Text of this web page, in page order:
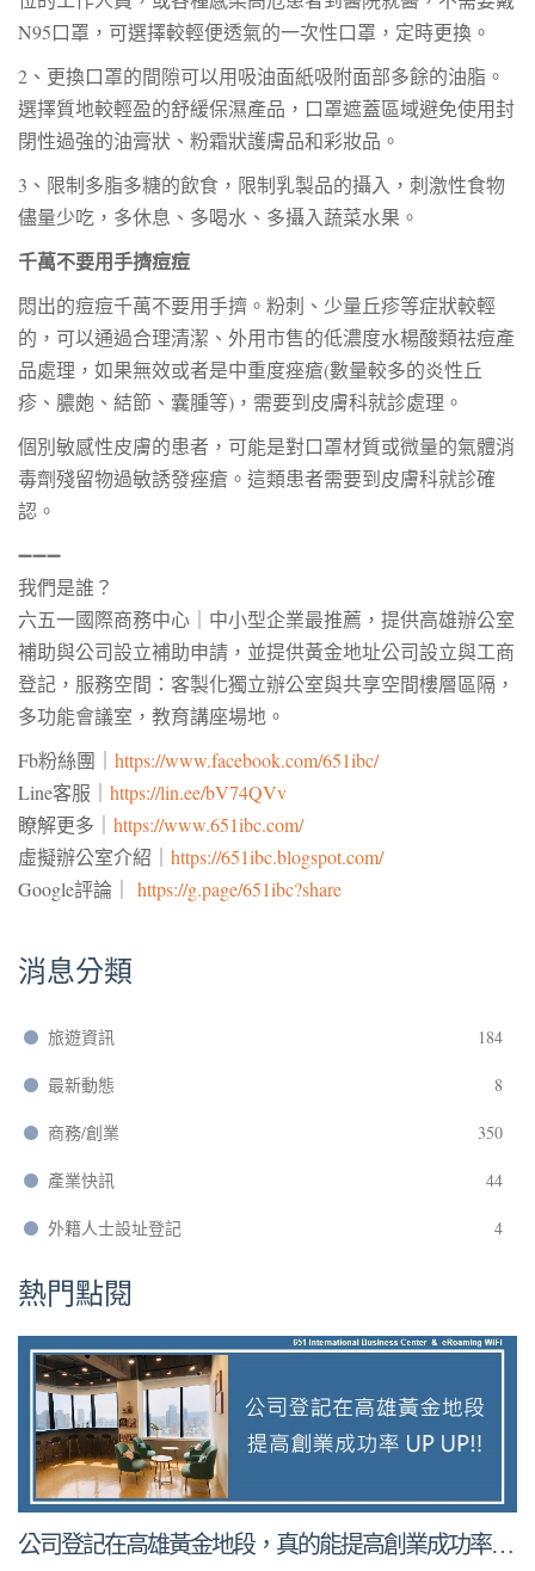
N95口罩，可選擇較輕便透氣的一次性口罩，定時更換。
2、更換口罩的間隙可以用吸油面紙吸附面部多餘的油脂。
選擇質地較輕盈的舒緩保濕產品，口罩遮蓋區域避免使用封
閉性過強的油膏狀、粉霜狀護膚品和彩妝品。
3、限制多脂多糖的飲食，限制乳製品的攝入，刺激性食物
儘量少吃，多休息、多喝水、多攝入蔬菜水果。
千萬不要用手擠痘痘
悶出的痘痘千萬不要用手擠。粉刺、少量丘疹等症狀較輕
的，可以通過合理清潔、外用市售的低濃度水楊酸類祛痘產
品處理，如果無效或者是中重度痤瘡(數量較多的炎性丘
疹、膿皰、結節、囊腫等)，需要到皮膚科就診處理。
個別敏感性皮膚的患者，可能是對口罩材質或微量的氣體消
毒劑殘留物過敏誘發痤瘡。這類患者需要到皮膚科就診確
認。
➖➖➖
我們是誰？
六五一國際商務中心｜中小型企業最推薦，提供高雄辦公室
補助與公司設立補助申請，並提供黃金地址公司設立與工商
登記 ，服務空間：客製化獨立辦公室與共享空間樓層區隔，
多功能會議室，教育講座場地。
Fb粉絲團｜ https://www.facebook.com/651ibc/
Line客服｜ https://lin.ee/bV74QVv
瞭解更多｜ https://www.651ibc.com/
虛擬辦公室介紹｜ https://651ibc.blogspot.com/
Google評論｜
https://g.page/651ibc?share
消息分類
旅遊資訊 184
最新動態 8
商務/創業 350
產業快訊 44
外籍人士設址登記 4
熱門點閱
公司登記在高雄黃金地段，真的能提高創業成功率